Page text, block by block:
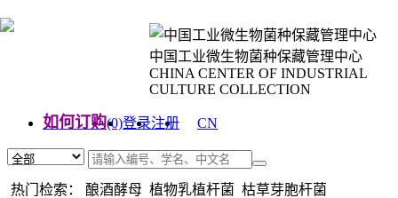
中国工业微生物菌种保藏管理中心
CHINA CENTER OF INDUSTRIAL
CULTURE COLLECTION
如何订购(0)登录注册
CN
热门检索： 酿酒酵母 植物乳植杆菌 枯草芽胞杆菌